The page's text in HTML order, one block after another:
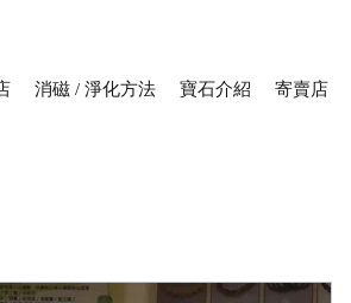
消磁 / 淨化方法 寶石介紹 寄賣店